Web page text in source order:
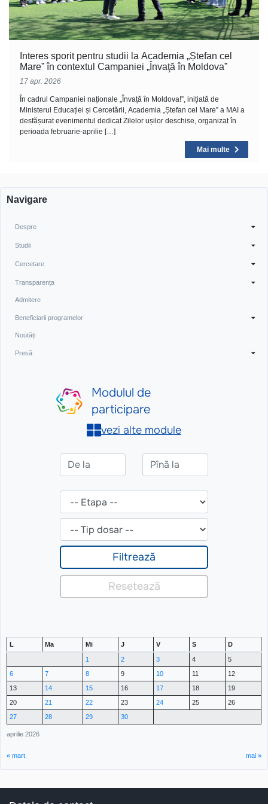
Interes sporit pentru studii la Academia „Ștefan cel
Mare” în contextul Campaniei „Învaţă în Moldova”
17 apr. 2026
În cadrul Campaniei naționale „Învață în Moldova!”, inițiată de
Ministerul Educației și Cercetării, Academia „Ștefan cel Mare” a MAI a
desfășurat evenimentul dedicat Zilelor ușilor deschise, organizat în
perioada februarie-aprilie […]
Mai multe
Navigare
Despre
Studii
Cercetare
Transparența
Admitere
Beneficiarii programelor
Noutăți
Presă
aprilie 2026
L Ma Mi J V S D
1 2 3 4
5
6
7 8 9 10 11
12
13
14 15 16 17 18
19
20
21 22 23 24 25
26
27
28 29 30
« mart. mai »